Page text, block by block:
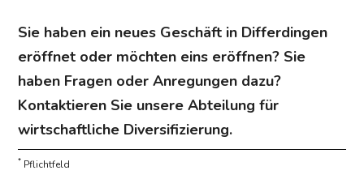
Sie haben ein neues Geschäft in Differdingen
eröffnet oder möchten eins eröffnen? Sie
haben Fragen oder Anregungen dazu?
Kontaktieren Sie unsere Abteilung für
wirtschaftliche Diversifizierung.
* Pflichtfeld